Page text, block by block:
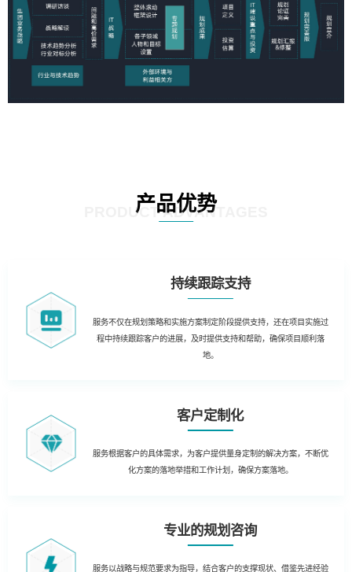
产品优势
PRODUCT ADVANTAGES
持续跟踪支持
服务不仅在规划策略和实施方案制定阶段提供支持，还在项目实施过
程中持续跟踪客户的进展，及时提供支持和帮助，确保项目顺利落
地。
客户定制化
服务根据客户的具体需求，为客户提供量身定制的解决方案，不断优
化方案的落地举措和工作计划，确保方案落地。
专业的规划咨询
服务以战略与规范要求为指导，结合客户的支撑现状、借鉴先进经验